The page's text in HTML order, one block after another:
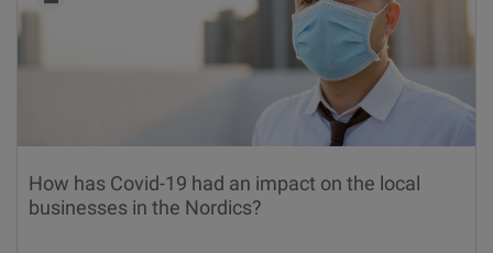
How has Covid-19 had an impact on the local
businesses in the Nordics?